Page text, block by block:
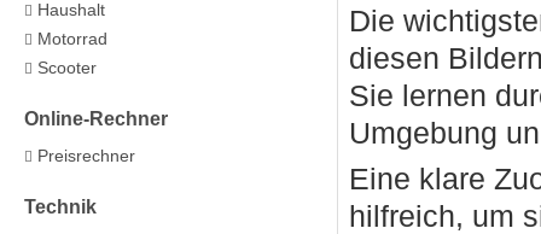
Die
diesen
Sie lernen
Umgebung
Eine klare
hilfreich, um
Haushalt
Motorrad
Scooter
Online-Rechner
Preisrechner
Technik